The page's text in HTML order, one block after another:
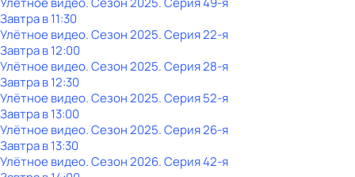
Завтра в 11:30
Улётное видео. Сезон 2025. Серия 22-я
Завтра в 12:00
Улётное видео. Сезон 2025. Серия 28-я
Завтра в 12:30
Улётное видео. Сезон 2025. Серия 52-я
Завтра в 13:00
Улётное видео. Сезон 2025. Серия 26-я
Завтра в 13:30
Улётное видео. Сезон 2026. Серия 42-я